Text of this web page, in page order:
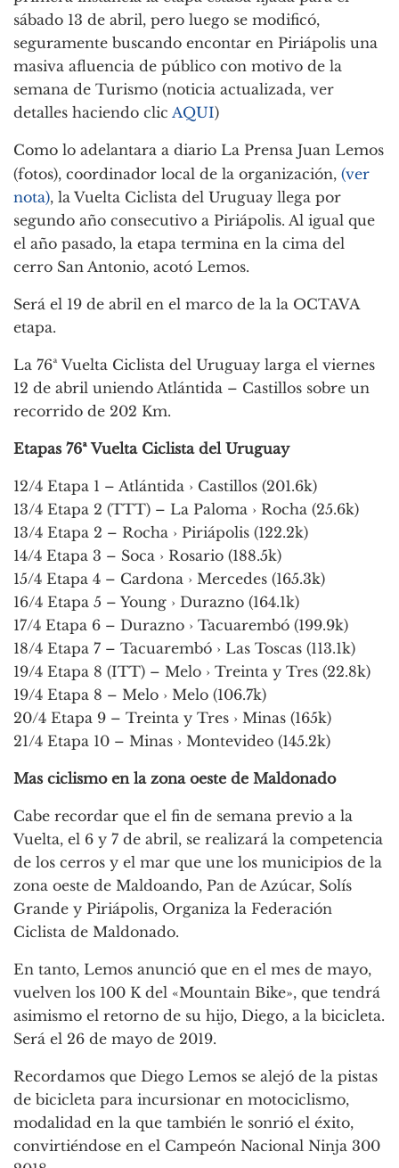
sábado 13 de abril, pero luego se modificó,
seguramente buscando encontar en Piriápolis una
masiva afluencia de público con motivo de la
semana de Turismo (noticia actualizada, ver
detalles haciendo clic AQUI)
Como lo adelantara a diario La Prensa Juan Lemos
(fotos), coordinador local de la organización, (ver
nota), la Vuelta Ciclista del Uruguay llega por
segundo año consecutivo a Piriápolis. Al igual que
el año pasado, la etapa termina en la cima del
cerro San Antonio, acotó Lemos.
Será el 19 de abril en el marco de la la OCTAVA
etapa.
La 76ª Vuelta Ciclista del Uruguay larga el viernes
12 de abril uniendo Atlántida – Castillos sobre un
recorrido de 202 Km.
Etapas 76ª Vuelta Ciclista del Uruguay
12/4 Etapa 1 – Atlántida › Castillos (201.6k)
13/4 Etapa 2 (TTT) – La Paloma › Rocha (25.6k)
13/4 Etapa 2 – Rocha › Piriápolis (122.2k)
14/4 Etapa 3 – Soca › Rosario (188.5k)
15/4 Etapa 4 – Cardona › Mercedes (165.3k)
16/4 Etapa 5 – Young › Durazno (164.1k)
17/4 Etapa 6 – Durazno › Tacuarembó (199.9k)
18/4 Etapa 7 – Tacuarembó › Las Toscas (113.1k)
19/4 Etapa 8 (ITT) – Melo › Treinta y Tres (22.8k)
19/4 Etapa 8 – Melo › Melo (106.7k)
20/4 Etapa 9 – Treinta y Tres › Minas (165k)
21/4 Etapa 10 – Minas › Montevideo (145.2k)
Mas ciclismo en la zona oeste de Maldonado
Cabe recordar que el fin de semana previo a la
Vuelta, el 6 y 7 de abril, se realizará la competencia
de los cerros y el mar que une los municipios de la
zona oeste de Maldoando, Pan de Azúcar, Solís
Grande y Piriápolis, Organiza la Federación
Ciclista de Maldonado.
En tanto, Lemos anunció que en el mes de mayo,
vuelven los 100 K del «Mountain Bike», que tendrá
asimismo el retorno de su hijo, Diego, a la bicicleta.
Será el 26 de mayo de 2019.
Recordamos que Diego Lemos se alejó de la pistas
de bicicleta para incursionar en motociclismo,
modalidad en la que también le sonrió el éxito,
convirtiéndose en el Campeón Nacional Ninja 300